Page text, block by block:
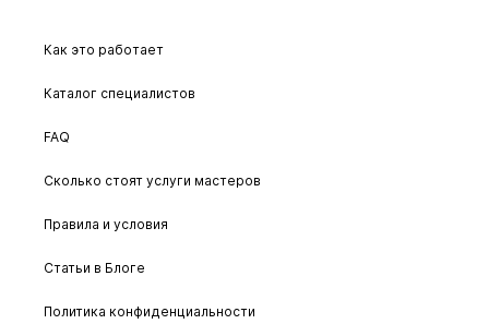
Как это работает
Каталог специалистов
FAQ
Сколько стоят услуги мастеров
Правила и условия
Статьи в Блоге
Политика конфиденциальности